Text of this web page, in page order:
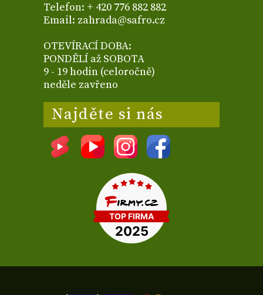
Telefon: + 420 776 882 882
Email: zahrada@safro.cz
OTEVÍRACÍ DOBA:
PONDĚLÍ až SOBOTA
9 - 19 hodin (celoročně)
neděle zavřeno
Najděte si nás